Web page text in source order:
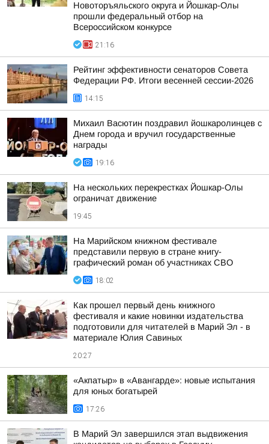
Новоторъяльского округа и Йошкар-Олы
прошли федеральный отбор на
Всероссийском конкурсе
21:16
Рейтинг эффективности сенаторов Совета
Федерации РФ. Итоги весенней сессии-2026
14:15
Михаил Васютин поздравил йошкаролинцев с
Днем города и вручил государственные
награды
19:16
На нескольких перекрестках Йошкар-Олы
ограничат движение
19:45
На Марийском книжном фестивале
представили первую в стране книгу-
графический роман об участниках СВО
18:02
Как прошел первый день книжного
фестиваля и какие новинки издательства
подготовили для читателей в Марий Эл - в
материале Юлия Савиных
20:27
«Акпатыр» в «Авангарде»: новые испытания
для юных богатырей
17:26
В Марий Эл завершился этап выдвижения